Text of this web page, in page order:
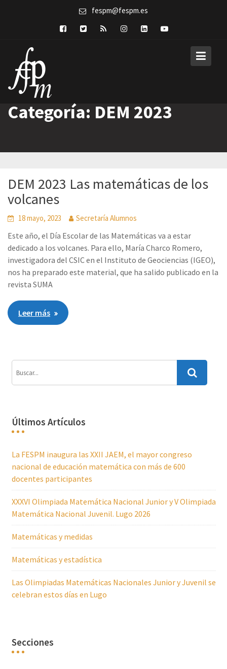
fespm@fespm.es
Categoría: DEM 2023
DEM 2023 Las matemáticas de los
volcanes
18 mayo, 2023 Secretaría Alumnos
Este año, el Día Escolar de las Matemáticas va a estar
dedicado a los volcanes. Para ello, María Charco Romero,
investigadora del CSIC en el Instituto de Geociencias (IGEO),
nos ha preparado este material, que ha salido publicado en la
revista SUMA
Leer más
Últimos Artículos
La FESPM inaugura las XXII JAEM, el mayor congreso
nacional de educación matemática con más de 600
docentes participantes
XXXVI Olimpiada Matemática Nacional Junior y V Olimpiada
Matemática Nacional Juvenil. Lugo 2026
Matemáticas y medidas
Matemáticas y estadística
Las Olimpiadas Matemáticas Nacionales Junior y Juvenil se
celebran estos días en Lugo
Secciones